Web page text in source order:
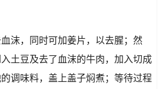
沫，同时可加姜片，以去腥；然
土豆及去了血沫的牛肉，加入切成
调味料，盖上盖子焖煮；等待过程